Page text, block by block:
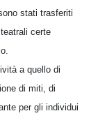
stati trasferiti
certe
a quello di
di miti, di
per gli individui